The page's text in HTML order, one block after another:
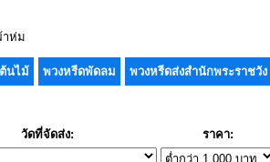
าห่ม
นไม้ พวงหรีดพัดลม พวงหรีดส่งสำนักพระราชวัง
วัดที่จัดส่ง: ราคา: